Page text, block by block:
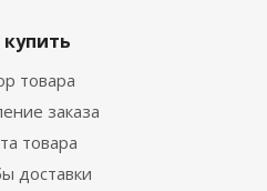
купить
товара
заказа
товара
доставки